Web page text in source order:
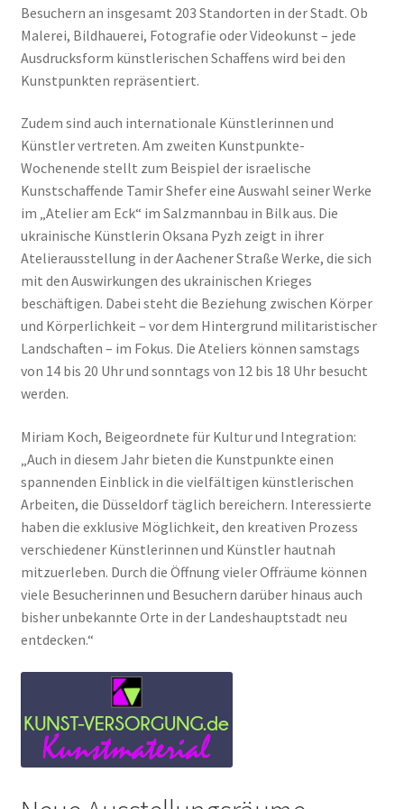
Besuchern an insgesamt 203 Standorten in der Stadt. Ob
Malerei, Bildhauerei, Fotografie oder Videokunst – jede
Ausdrucksform künstlerischen Schaffens wird bei den
Kunstpunkten repräsentiert.
Zudem sind auch internationale Künstlerinnen und
Künstler vertreten. Am zweiten Kunstpunkte-
Wochenende stellt zum Beispiel der israelische
Kunstschaffende Tamir Shefer eine Auswahl seiner Werke
im „Atelier am Eck“ im Salzmannbau in Bilk aus. Die
ukrainische Künstlerin Oksana Pyzh zeigt in ihrer
Atelierausstellung in der Aachener Straße Werke, die sich
mit den Auswirkungen des ukrainischen Krieges
beschäftigen. Dabei steht die Beziehung zwischen Körper
und Körperlichkeit – vor dem Hintergrund militaristischer
Landschaften – im Fokus. Die Ateliers können samstags
von 14 bis 20 Uhr und sonntags von 12 bis 18 Uhr besucht
werden.
Miriam Koch, Beigeordnete für Kultur und Integration:
„Auch in diesem Jahr bieten die Kunstpunkte einen
spannenden Einblick in die vielfältigen künstlerischen
Arbeiten, die Düsseldorf täglich bereichern. Interessierte
haben die exklusive Möglichkeit, den kreativen Prozess
verschiedener Künstlerinnen und Künstler hautnah
mitzuerleben. Durch die Öffnung vieler Offräume können
viele Besucherinnen und Besuchern darüber hinaus auch
bisher unbekannte Orte in der Landeshauptstadt neu
entdecken.“